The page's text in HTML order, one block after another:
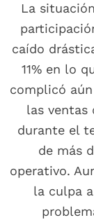
La
caído
11% en lo
complicó
las ventas
durante el
de más
operativo.
la culpa